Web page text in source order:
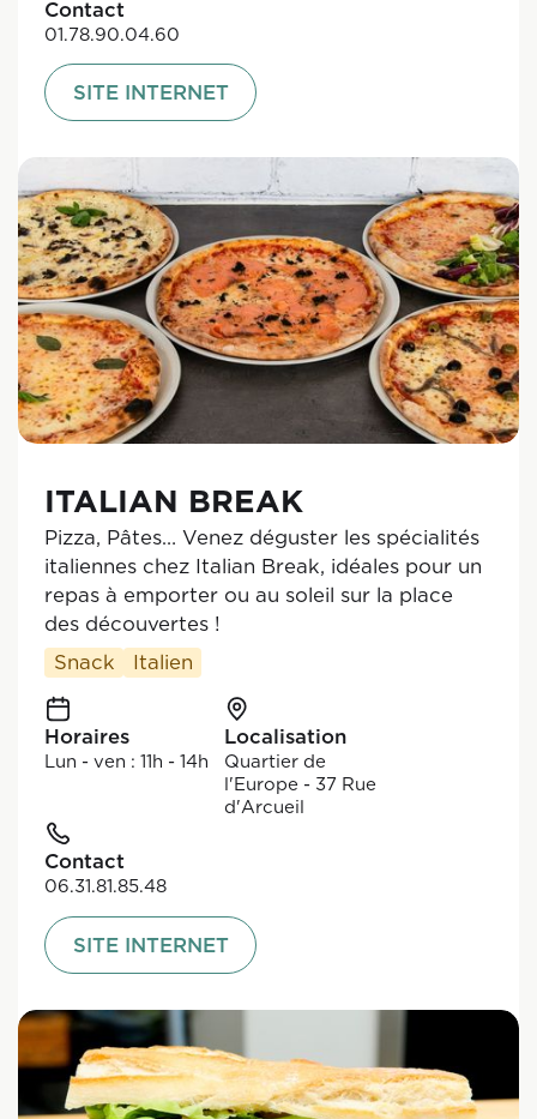
Contact
01.78.90.04.60
SITE INTERNET
ITALIAN BREAK
Pizza, Pâtes… Venez déguster les spécialités
italiennes chez Italian Break, idéales pour un
repas à emporter ou au soleil sur la place
des découvertes !
Snack
Italien
Horaires
Lun - ven : 11h - 14h
Localisation
Quartier de
l'Europe - 37 Rue
d'Arcueil
Contact
06.31.81.85.48
SITE INTERNET